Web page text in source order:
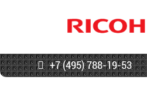
+7 (495) 788-19-53